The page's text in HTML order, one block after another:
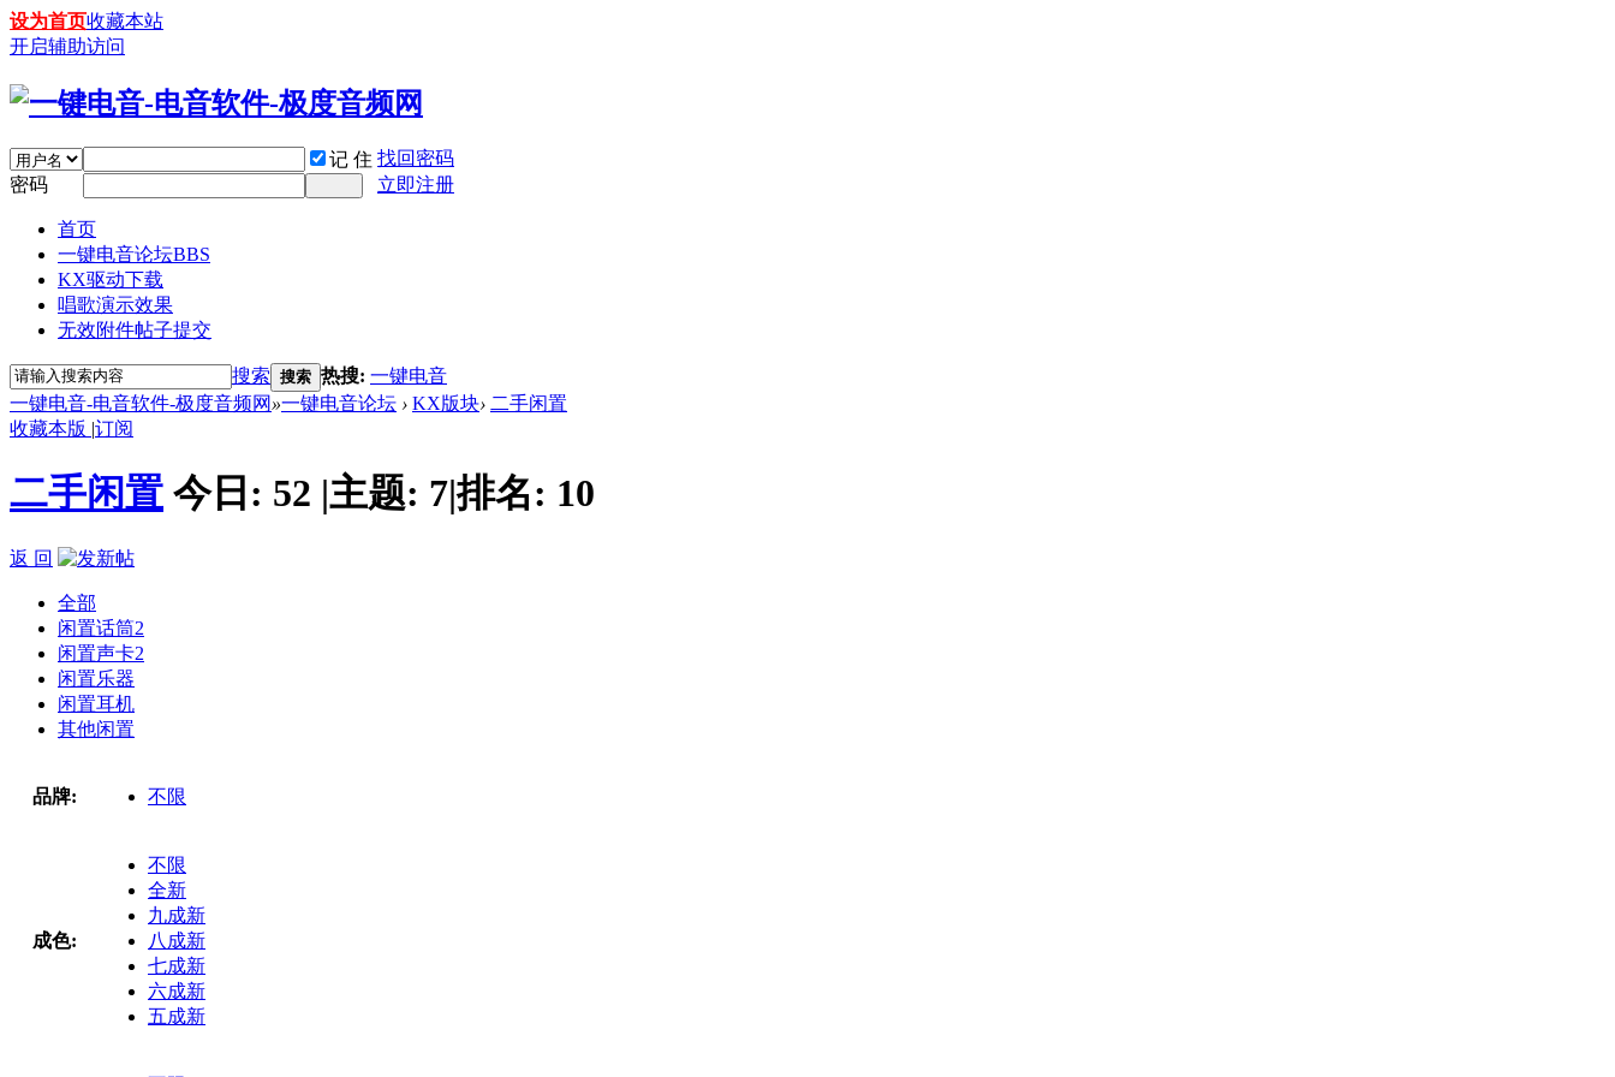
设为首页收藏本站
开启辅助访问
记 住 找回密码
密码
立即注册
首页
一键电音论坛BBS
KX驱动下载
唱歌演示效果
无效附件帖子提交
搜索 搜索 热搜: 一键电音
一键电音-电音软件-极度音频网 »一键电音论坛 › KX版块› 二手闲置
收藏本版 |订阅
二手闲置 今日: 52 |主题: 7|排名: 10
返 回
全部
闲置话筒2
闲置声卡2
闲置乐器
闲置耳机
其他闲置
品牌: 不限
成色:
不限
全新
九成新
八成新
七成新
六成新
五成新